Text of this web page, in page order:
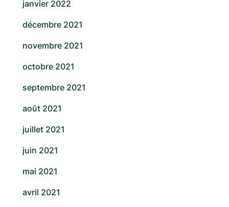
janvier 2022
décembre 2021
novembre 2021
octobre 2021
septembre 2021
août 2021
juillet 2021
juin 2021
mai 2021
avril 2021